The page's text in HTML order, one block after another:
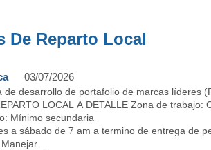
De Reparto Local
03/07/2026
de desarrollo de portafolio de marcas líderes
LOCAL A DETALLE Zona de trabajo:
Mínimo secundaria
a sábado de 7 am a termino de entrega de
...